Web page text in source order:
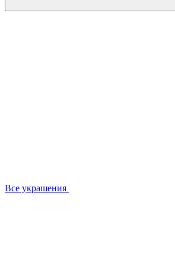
Все украшения